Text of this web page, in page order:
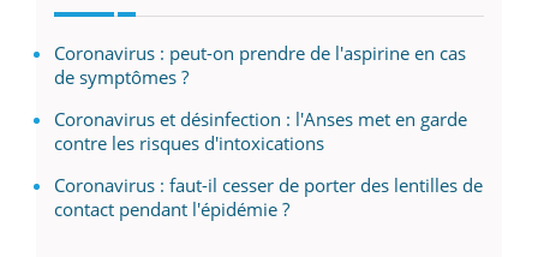
Coronavirus : peut-on prendre de l'aspirine en cas
de symptômes ?
Coronavirus et désinfection : l'Anses met en garde
contre les risques d'intoxications
Coronavirus : faut-il cesser de porter des lentilles de
contact pendant l'épidémie ?